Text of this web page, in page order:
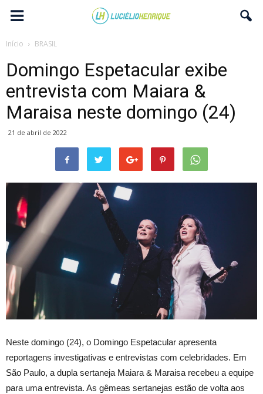
Início BRASIL
Domingo Espetacular exibe
entrevista com Maiara &
Maraisa neste domingo (24)
21 de abril de 2022
Neste domingo (24), o Domingo Espetacular apresenta
reportagens investigativas e entrevistas com celebridades. Em
São Paulo, a dupla sertaneja Maiara & Maraisa recebeu a equipe
para uma entrevista. As gêmeas sertanejas estão de volta aos